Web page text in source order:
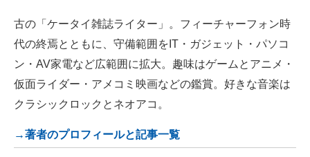
古の「ケータイ雑誌ライター」。フィーチャーフォン時
代の終焉とともに、守備範囲をIT・ガジェット・パソコ
ン・AV家電など広範囲に拡大。趣味はゲームとアニメ・
仮面ライダー・アメコミ映画などの鑑賞。好きな音楽は
クラシックロックとネオアコ。
→著者のプロフィールと記事一覧